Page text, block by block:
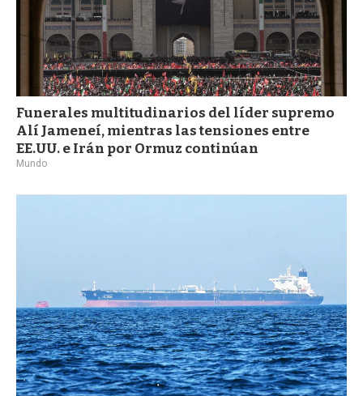
Funerales multitudinarios del líder supremo
Alí Jameneí, mientras las tensiones entre
EE.UU. e Irán por Ormuz continúan
Mundo